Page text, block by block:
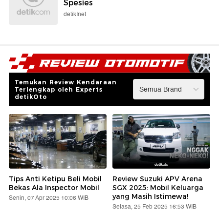
Spesies
detikInet
Temukan Review Kendaraan
Terlengkap oleh Experts
detikOto
Tips Anti Ketipu Beli Mobil
Bekas Ala Inspector Mobil
Senin, 07 Apr 2025 10:06 WIB
Review Suzuki APV Arena
SGX 2025: Mobil Keluarga
yang Masih Istimewa!
Selasa, 25 Feb 2025 16:53 WIB